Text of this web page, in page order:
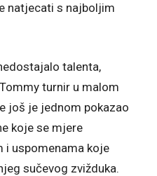
natjecati s najboljim
talenta,
turnir u malom
još je jednom pokazao
koje se mjere
i uspomenama koje
sučevog zvižduka.